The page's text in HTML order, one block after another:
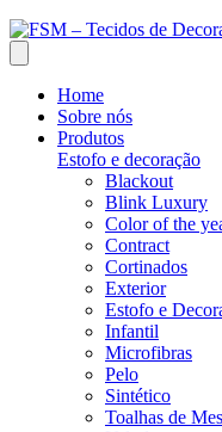
Home
Sobre nós
Produtos
Estofo e decoração
Blackout
Blink Luxury
Color of the
Contract
Cortinados
Exterior
Estofo e
Infantil
Microfibras
Pelo
Sintético
Toalhas de